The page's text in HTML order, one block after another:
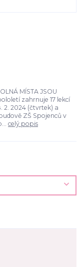
MÍSTA JSOU
zahrnuje 17 lekcí
2. 2024 (čtvrtek) a
ZŠ Spojenců v
celý popis